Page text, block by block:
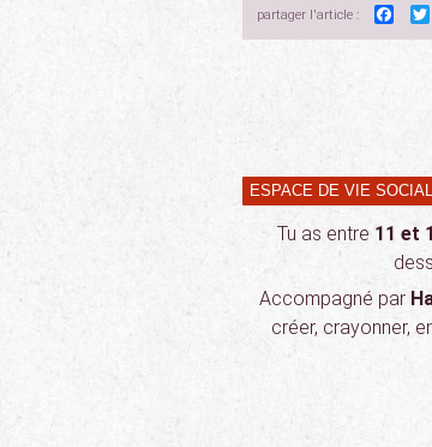
partager l'article :
ESPACE DE VIE
Tu as entre 11 et
Accompagné par
créer, crayonner,